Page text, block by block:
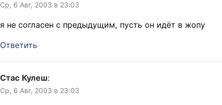
Ср, 6 Авг, 2003 в 23:03
я не согласен с предыдущим, пусть он идёт в жопу
Ответить
Стас Кулеш:
Ср, 6 Авг, 2003 в 23:03